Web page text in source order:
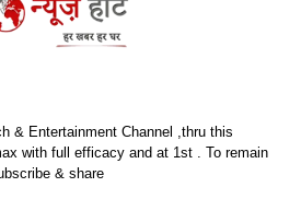
& Entertainment Channel ,thru this
with full efficacy and at 1st . To remain
& share